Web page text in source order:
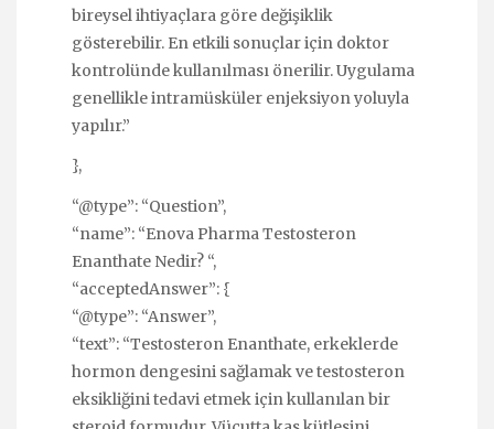
bireysel ihtiyaçlara göre değişiklik
gösterebilir. En etkili sonuçlar için doktor
kontrolünde kullanılması önerilir. Uygulama
genellikle intramüsküler enjeksiyon yoluyla
yapılır.”
},
“@type”: “Question”,
“name”: “Enova Pharma Testosteron
Enanthate Nedir? “,
“acceptedAnswer”: {
“@type”: “Answer”,
“text”: “Testosteron Enanthate, erkeklerde
hormon dengesini sağlamak ve testosteron
eksikliğini tedavi etmek için kullanılan bir